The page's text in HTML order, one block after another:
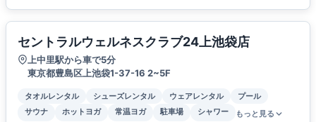
セントラルウェルネスクラブ24上池袋店
上中里駅から車で5分
東京都豊島区上池袋1-37-16 2~5F
タオルレンタル シューズレンタル ウェアレンタル
プール
サウナ
ホットヨガ 常温ヨガ 駐車場 シャワー もっと見る